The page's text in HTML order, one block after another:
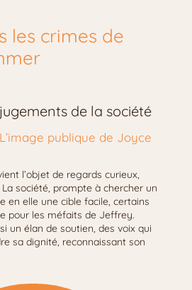
les crimes de
de la société
L’image publique de Joyce
l’objet de regards curieux,
société, prompte à chercher un
en elle une cible facile, certains
pour les méfaits de Jeffrey.
un élan de soutien, des voix qui
sa dignité, reconnaissant son